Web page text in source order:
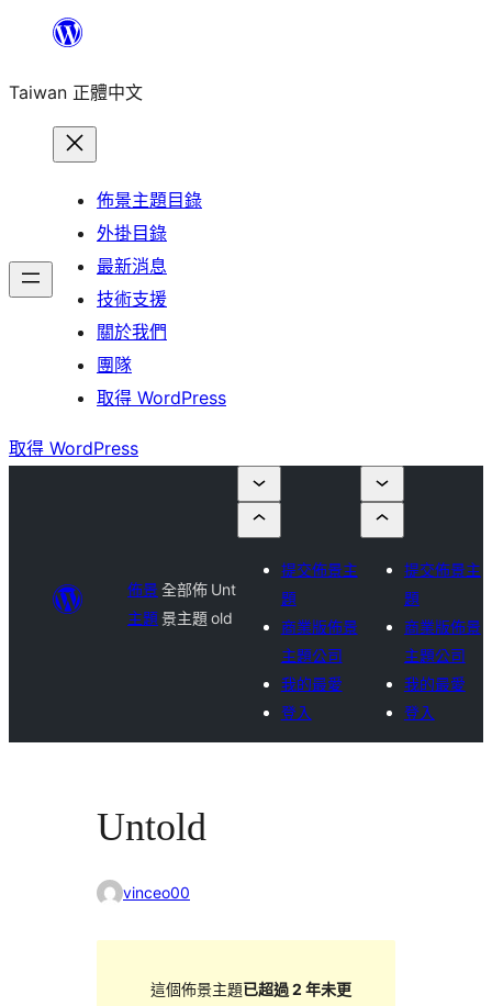
主
Taiwan 正體中文
佈景主題目錄
外掛目錄
最新消息
技術支援
關於我們
團隊
取得 WordPress
取得 WordPress
佈景
主題
全部佈
景主題
Unt
old
提交佈景主
題
商業版佈景
主題公司
我的最愛
登入
提交佈景主
題
商業版佈景
主題公司
我的最愛
登入
Untold
vinceo00
這個佈景主題已超過 2 年未更